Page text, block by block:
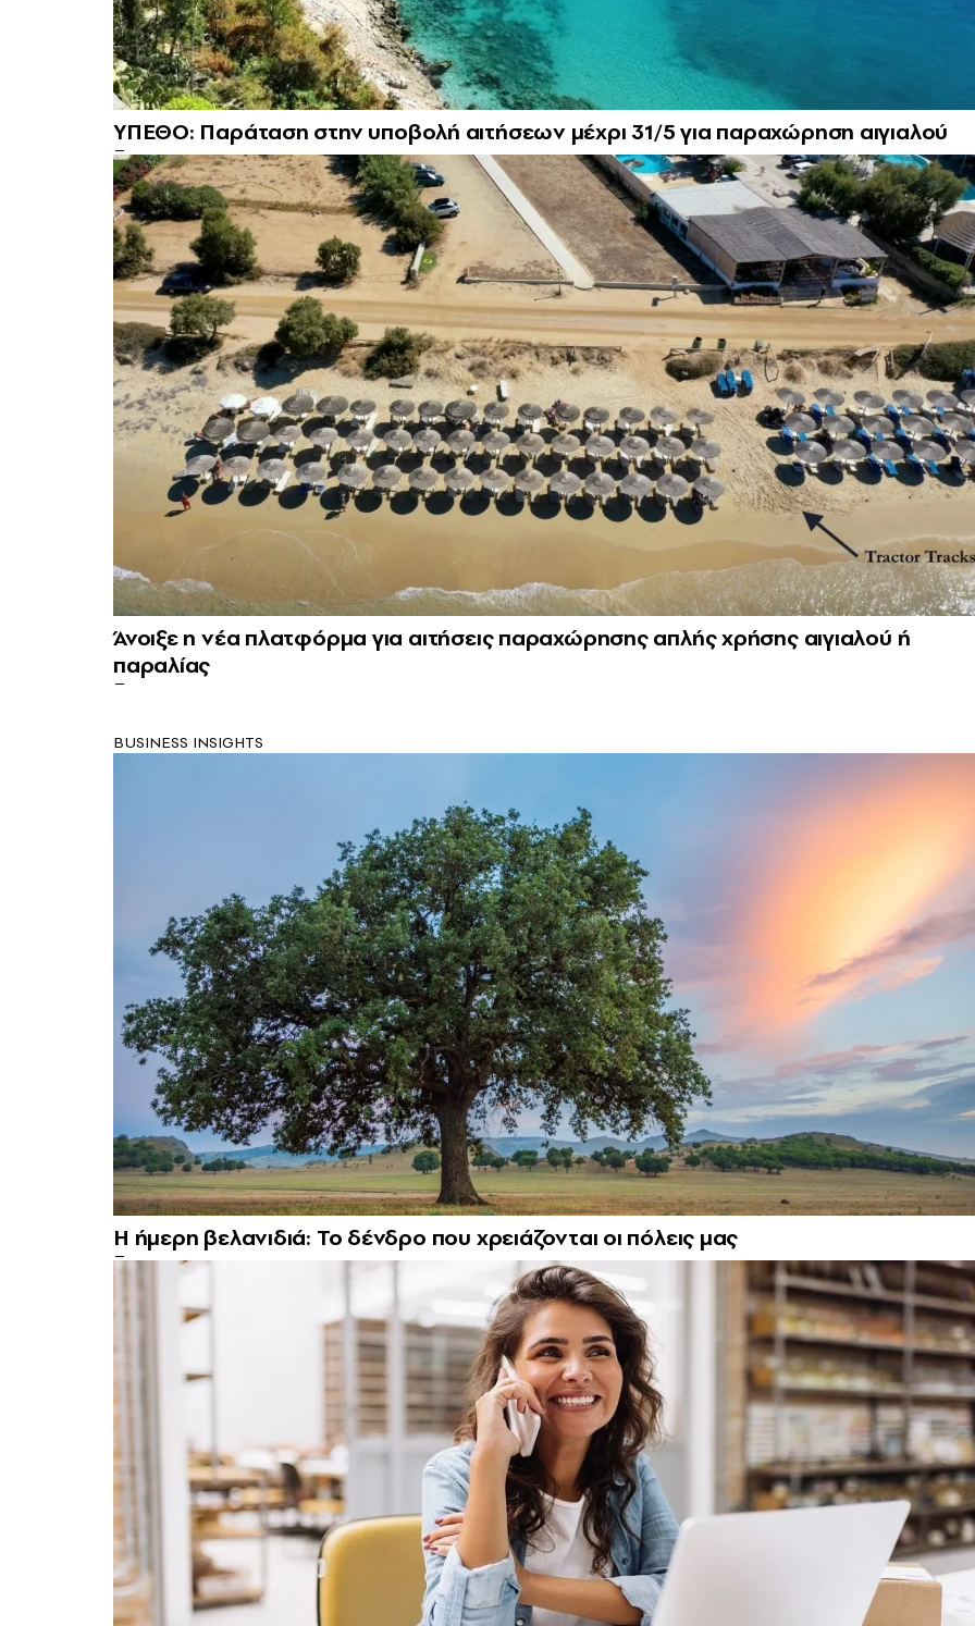
ΥΠΕΘΟ: Παράταση στην υποβολή αιτήσεων μέχρι 31/5 για παραχώρηση αιγιαλού
Άνοιξε η νέα πλατφόρμα για αιτήσεις παραχώρησης απλής χρήσης αιγιαλού ή
παραλίας
BUSINESS INSIGHTS
Η ήμερη βελανιδιά: Το δένδρο που χρειάζονται οι πόλεις μας